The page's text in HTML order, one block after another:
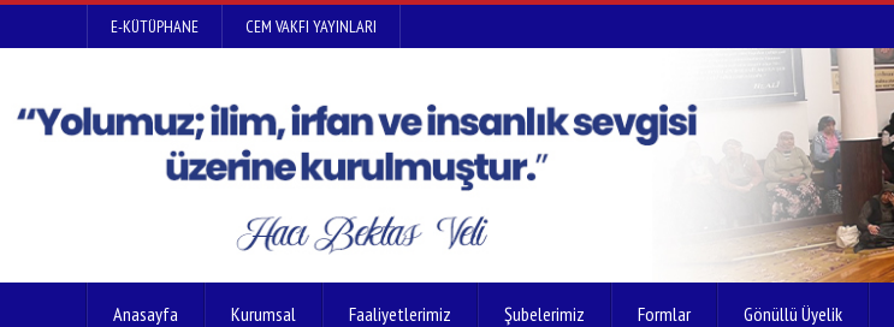
E-KÜTÜPHANE CEM VAKFI YAYINLARI
Anasayfa Kurumsal Faaliyetlerimiz Şubelerimiz Formlar Gönüllü Üyelik